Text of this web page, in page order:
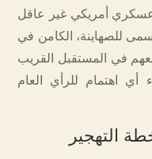
أمريكي غير عاقل
للصهاينة، الكامن في
في المستقبل القريب
أي اهتمام للرأي العام
التهجير